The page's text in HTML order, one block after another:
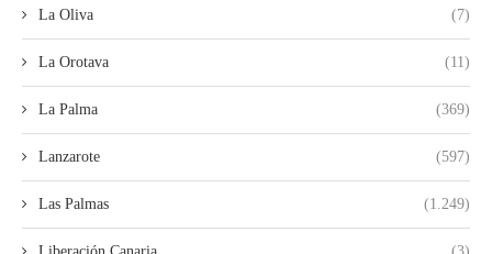
La Oliva (7)
La Orotava (11)
La Palma (369)
Lanzarote (597)
Las Palmas (1.249)